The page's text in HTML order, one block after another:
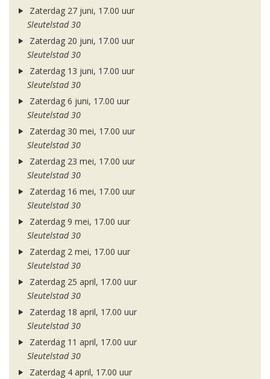
Zaterdag 27 juni, 17.00 uur
Sleutelstad 30
Zaterdag 20 juni, 17.00 uur
Sleutelstad 30
Zaterdag 13 juni, 17.00 uur
Sleutelstad 30
Zaterdag 6 juni, 17.00 uur
Sleutelstad 30
Zaterdag 30 mei, 17.00 uur
Sleutelstad 30
Zaterdag 23 mei, 17.00 uur
Sleutelstad 30
Zaterdag 16 mei, 17.00 uur
Sleutelstad 30
Zaterdag 9 mei, 17.00 uur
Sleutelstad 30
Zaterdag 2 mei, 17.00 uur
Sleutelstad 30
Zaterdag 25 april, 17.00 uur
Sleutelstad 30
Zaterdag 18 april, 17.00 uur
Sleutelstad 30
Zaterdag 11 april, 17.00 uur
Sleutelstad 30
Zaterdag 4 april, 17.00 uur